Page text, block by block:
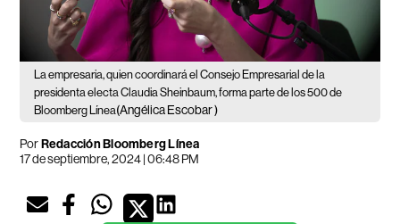
La empresaria, quien coordinará el Consejo Empresarial de la
presidenta electa Claudia Sheinbaum, forma parte de los 500 de
Bloomberg Línea(Angélica Escobar )
PorRedacción Bloomberg Línea
17 de septiembre, 2024 | 06:48 PM